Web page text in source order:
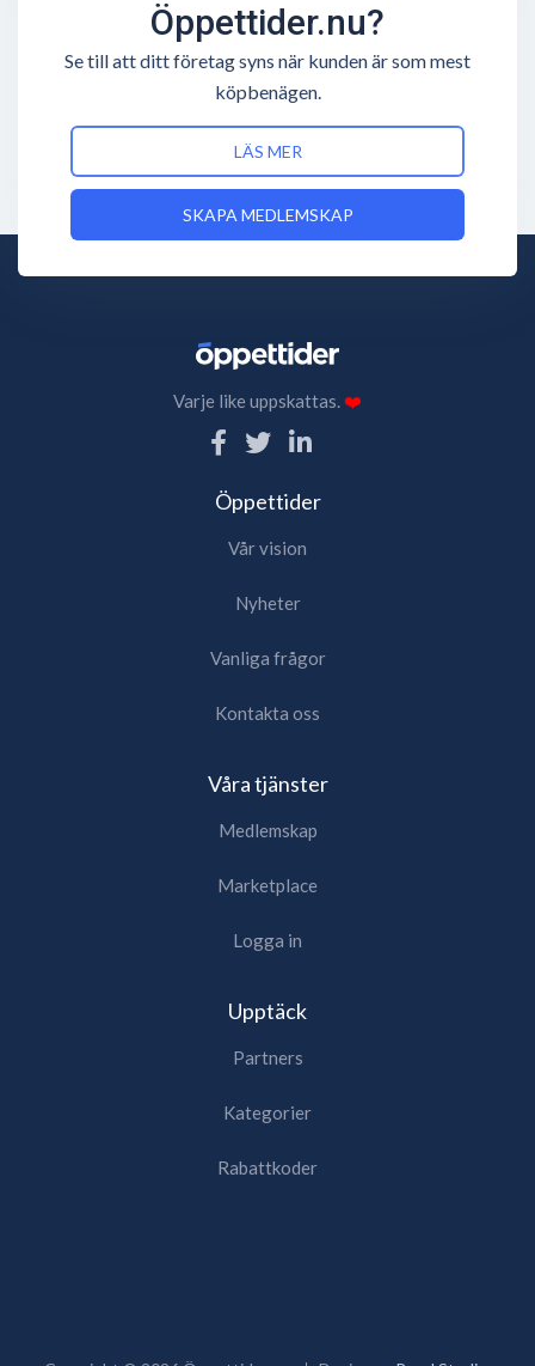
Öppettider.nu?
Se till att ditt företag syns när kunden är som mest
köpbenägen.
LÄS MER
SKAPA MEDLEMSKAP
Varje like uppskattas.❤️
Öppettider
Vår vision
Nyheter
Vanliga frågor
Kontakta oss
Våra tjänster
Medlemskap
Marketplace
Logga in
Upptäck
Partners
Kategorier
Rabattkoder